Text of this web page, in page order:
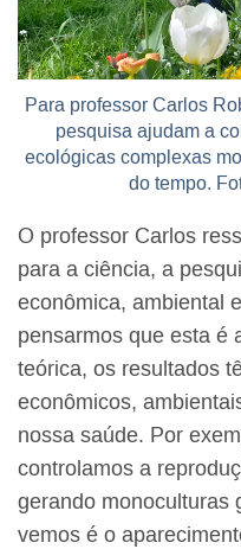
Para professor Carlos
pesquisa ajudam a
ecológicas complexas
do tempo.
O professor Carlos
para a ciência, a
econômica, ambiental
pensarmos que esta é
teórica, os resultados
econômicos,
nossa saúde. Por
controlamos a
gerando monoculturas
vemos é o